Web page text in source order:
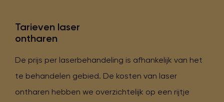
Tarieven laser
ontharen
De prijs per laserbehandeling is afhankelijk van het
te behandelen gebied. De kosten van laser
ontharen hebben we overzichtelijk op een rijtje